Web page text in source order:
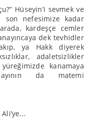
Hüseyin’i sevmek ve
son nefesimize kadar
kardeşçe cemler
dek tevhidler
ya Hakk diyerek
adaletsizlikler
kanamaya
da matemi